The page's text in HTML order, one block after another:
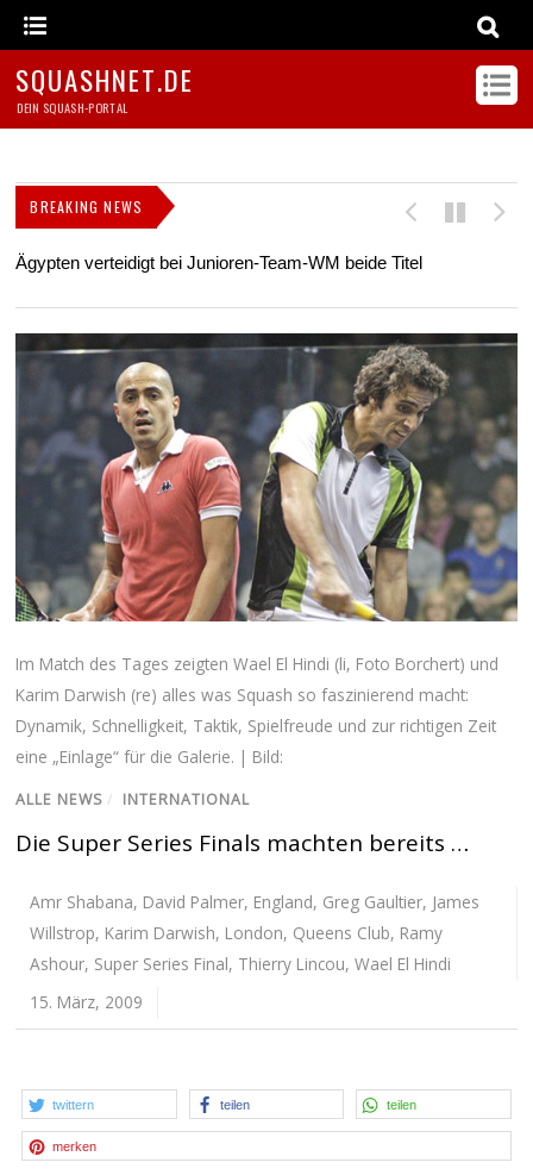
SQUASHNET.DE
DEIN SQUASH-PORTAL
BREAKING NEWS
Ägypten verteidigt bei Junioren-Team-WM beide Titel
Im Match des Tages zeigten Wael El Hindi (li, Foto Borchert) und
Karim Darwish (re) alles was Squash so faszinierend macht:
Dynamik, Schnelligkeit, Taktik, Spielfreude und zur richtigen Zeit
eine „Einlage“ für die Galerie. | Bild:
ALLE NEWS / INTERNATIONAL
Die Super Series Finals machten bereits …
Amr Shabana, David Palmer, England, Greg Gaultier, James
Willstrop, Karim Darwish, London, Queens Club, Ramy
Ashour, Super Series Final, Thierry Lincou,Wael El Hindi
15. März, 2009
twittern teilen teilen
merken